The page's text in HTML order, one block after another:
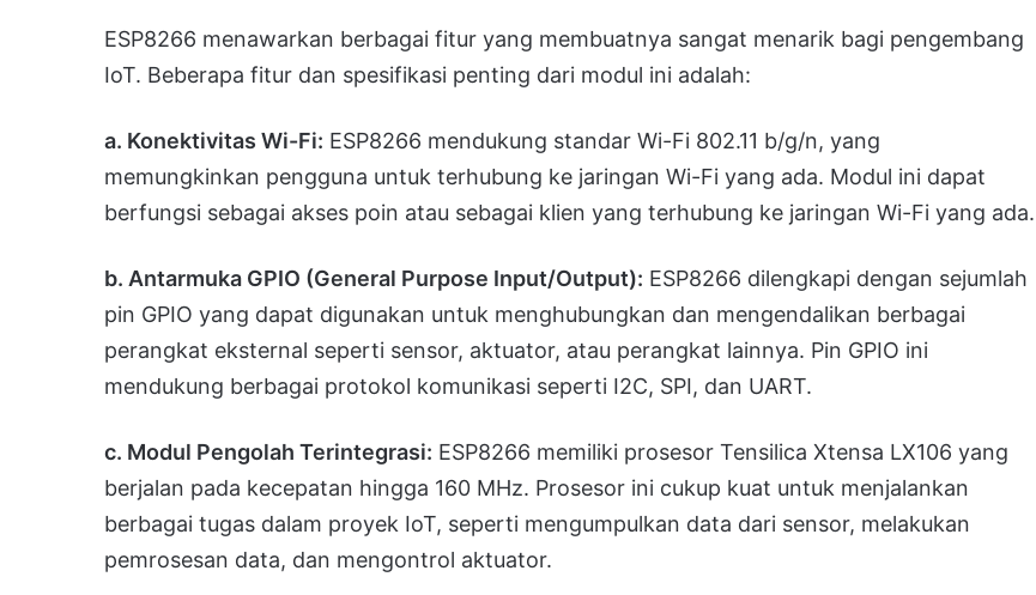
ESP8266 menawarkan berbagai fitur yang membuatnya sangat menarik bagi pengembang
IoT. Beberapa fitur dan spesifikasi penting dari modul ini adalah:
a. Konektivitas Wi-Fi: ESP8266 mendukung standar Wi-Fi 802.11 b/g/n, yang
memungkinkan pengguna untuk terhubung ke jaringan Wi-Fi yang ada. Modul ini dapat
berfungsi sebagai akses poin atau sebagai klien yang terhubung ke jaringan Wi-Fi yang ada.
b. Antarmuka GPIO (General Purpose Input/Output): ESP8266 dilengkapi dengan sejumlah
pin GPIO yang dapat digunakan untuk menghubungkan dan mengendalikan berbagai
perangkat eksternal seperti sensor, aktuator, atau perangkat lainnya. Pin GPIO ini
mendukung berbagai protokol komunikasi seperti I2C, SPI, dan UART.
c. Modul Pengolah Terintegrasi: ESP8266 memiliki prosesor Tensilica Xtensa LX106 yang
berjalan pada kecepatan hingga 160 MHz. Prosesor ini cukup kuat untuk menjalankan
berbagai tugas dalam proyek IoT, seperti mengumpulkan data dari sensor, melakukan
pemrosesan data, dan mengontrol aktuator.